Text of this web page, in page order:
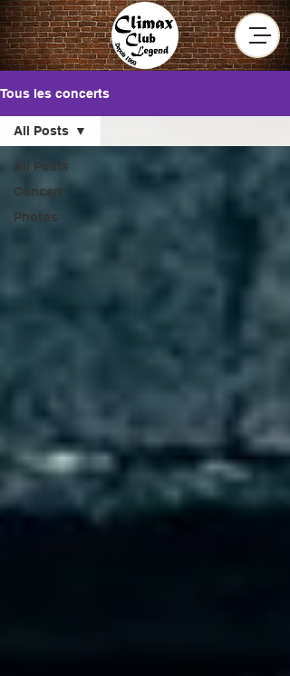
Tous les concerts
All Posts
Concert
Photos
All Posts